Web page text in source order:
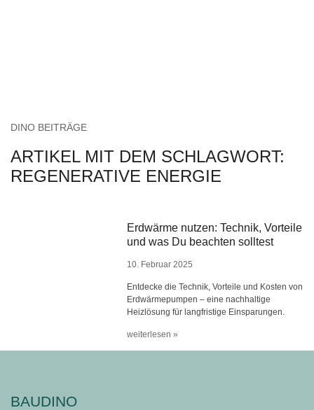
DINO BEITRÄGE
ARTIKEL MIT DEM SCHLAGWORT:
REGENERATIVE ENERGIE
Erdwärme nutzen: Technik, Vorteile
und was Du beachten solltest
10. Februar 2025
Entdecke die Technik, Vorteile und Kosten von
Erdwärmepumpen – eine nachhaltige
Heizlösung für langfristige Einsparungen.
weiterlesen »
BAUDINO